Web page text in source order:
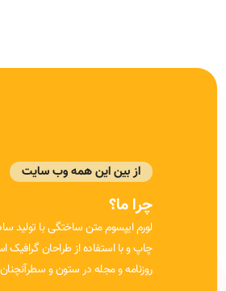
چرا ما؟
از بین این همه وب سایت
لورم ایپسوم متن ساختگی با تولید
چاپ و با استفاده از طراحان گرافیک
روزنامه و مجله در ستون و